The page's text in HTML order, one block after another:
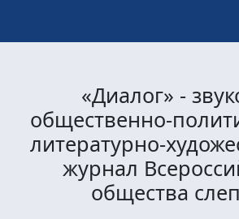
«Диалог» -
общественно-
литературно-
журнал
общества